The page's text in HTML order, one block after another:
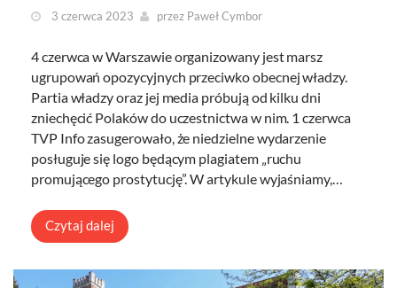
3 czerwca 2023 przez Paweł Cymbor
4 czerwca w Warszawie organizowany jest marsz
ugrupowań opozycyjnych przeciwko obecnej władzy.
Partia władzy oraz jej media próbują od kilku dni
zniechęcić Polaków do uczestnictwa w nim. 1 czerwca
TVP Info zasugerowało, że niedzielne wydarzenie
posługuje się logo będącym plagiatem „ruchu
promującego prostytucję”. W artykule wyjaśniamy,…
Czytaj dalej